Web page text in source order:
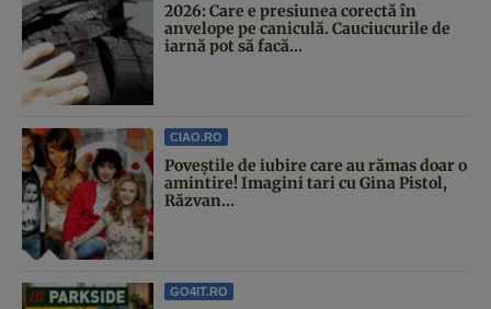
2026: Care e presiunea corectă în
anvelope pe caniculă. Cauciucurile de
iarnă pot să facă...
CIAO.RO
Poveştile de iubire care au rămas doar o
amintire! Imagini tari cu Gina Pistol,
Răzvan...
GO4IT.RO